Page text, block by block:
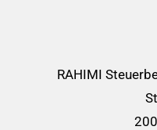
RAHIMI